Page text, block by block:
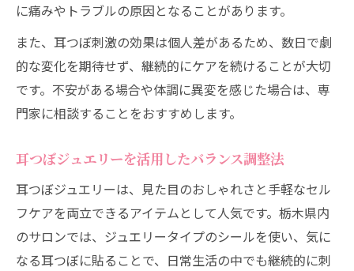
に痛みやトラブルの原因となることがあります。
また、耳つぼ刺激の効果は個人差があるため、数日で劇
的な変化を期待せず、継続的にケアを続けることが大切
です。不安がある場合や体調に異変を感じた場合は、専
門家に相談することをおすすめします。
耳つぼジュエリーを活用したバランス調整法
耳つぼジュエリーは、見た目のおしゃれさと手軽なセル
フケアを両立できるアイテムとして人気です。栃木県内
のサロンでは、ジュエリータイプのシールを使い、気に
なる耳つぼに貼ることで、日常生活の中でも継続的に刺